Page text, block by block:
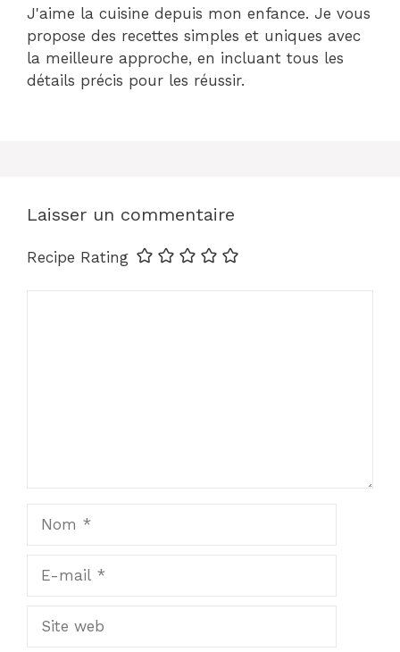
J'aime la cuisine depuis mon enfance. Je vous
propose des recettes simples et uniques avec
la meilleure approche, en incluant tous les
détails précis pour les réussir.
Laisser un commentaire
Recipe Rating
Site